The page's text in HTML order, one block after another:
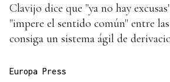
Clavijo dice que "ya no hay
"impere el sentido común" entre
consiga un sistema ágil de
Europa Press